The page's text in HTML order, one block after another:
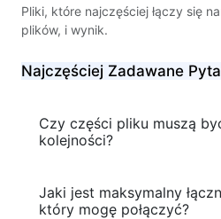
Pliki, które najczęściej łączy się
plików, i wynik.
Najczęściej Zadawane
Czy części pliku muszą
kolejności?
Jaki jest maksymalny
który mogę połączyć?